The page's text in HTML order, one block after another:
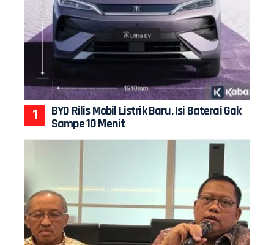
BYD Rilis Mobil Listrik Baru, Isi Baterai Gak
Sampe 10 Menit